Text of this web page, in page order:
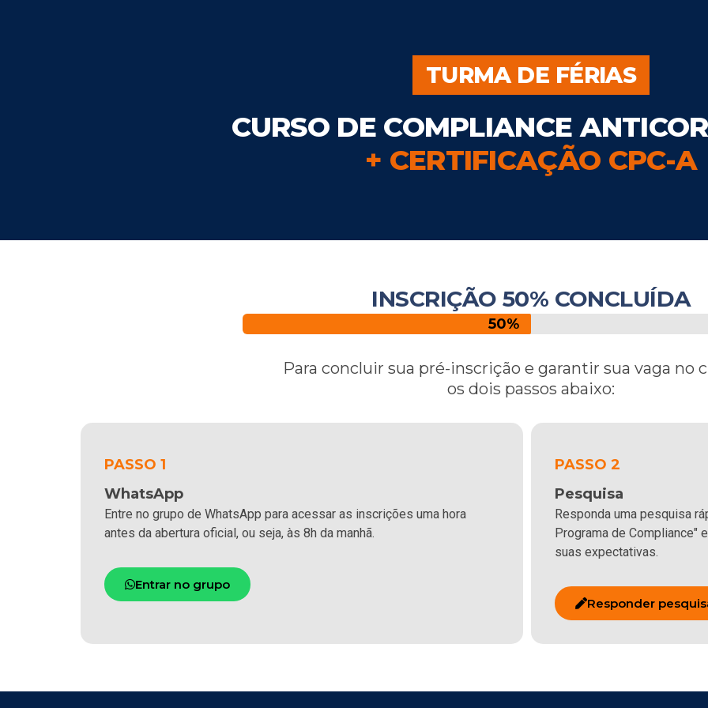
TURMA DE FÉRIAS
CURSO DE COMPLIANCE
+ CERTIFICAÇÃO CPC-A
INSCRIÇÃO 50% CONCLUÍDA
50%
Para concluir sua pré-inscrição e garantir sua vaga no
os dois passos abaixo:
PASSO 1
WhatsApp
Entre no grupo de WhatsApp para acessar as inscrições uma hora
antes da abertura oficial, ou seja, às 8h da manhã.
Entrar no grupo
PASSO 2
Pesquisa
Responda uma pesquisa
Programa de Compliance"
suas expectativas.
Responder